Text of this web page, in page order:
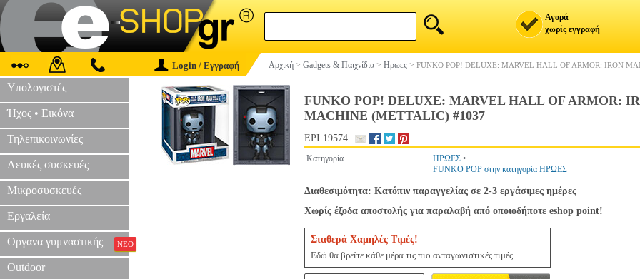
Αγορά
χωρίς εγγραφή
Login / Εγγραφή Αρχική > Gadgets & Παιχνίδια > Ηρωες > FUNKO POP! DELUXE: MARVEL HALL OF ARMOR: IRON
Υπολογιστές
Ήχος • Εικόνα
Τηλεπικοινωνίες
Λευκές συσκευές
Μικροσυσκευές
Εργαλεία
Οργανα γυμναστικής ΝΕΟ
Outdoor
FUNKO POP! DELUXE: MARVEL HALL OF ARMOR:
MACHINE (METTALIC) #1037
EPI.19574
Κατηγορία ΗΡΩΕΣ •
FUNKO POP στην κατηγορία ΗΡΩΕΣ
Διαθεσιμότητα: Κατόπιν παραγγελίας σε 2-3 εργάσιμες ημέρες
Χωρίς έξοδα αποστολής για παραλαβή από οποιοδήποτε eshop point!
Σταθερά Χαμηλές Τιμές!
Εδώ θα βρείτε κάθε μέρα τις πιο ανταγωνιστικές τιμές